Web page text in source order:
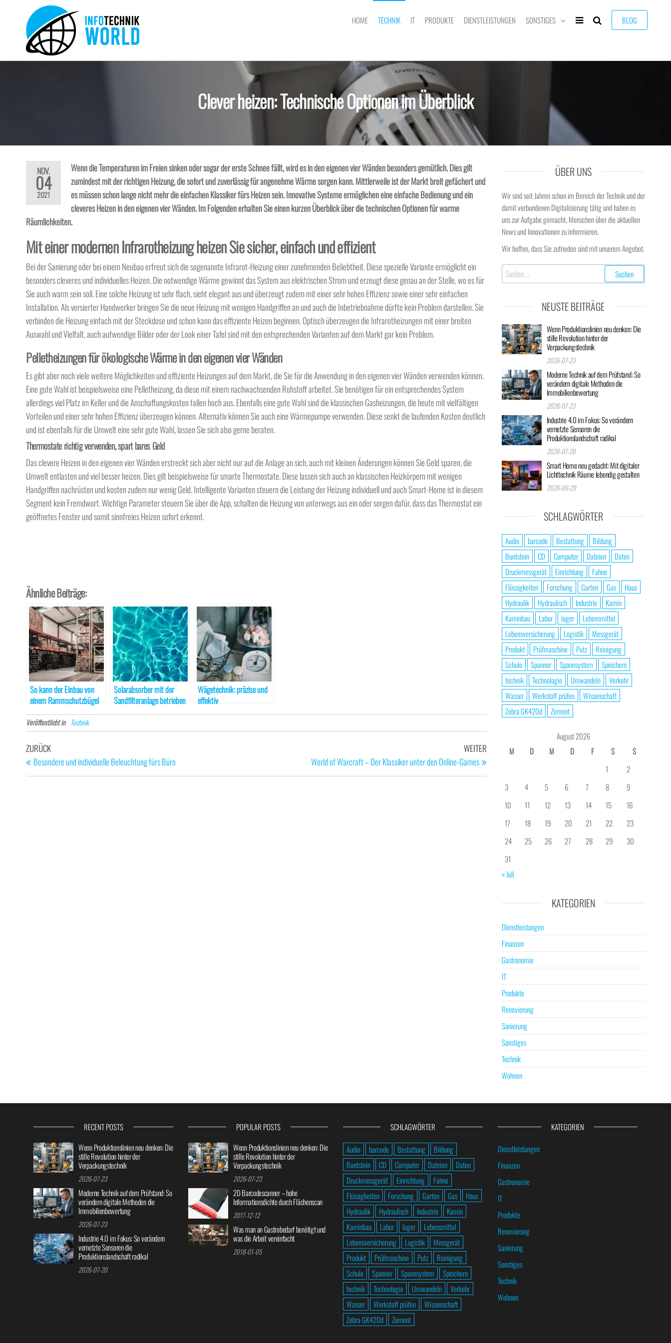
und mehr!
BLOG
HOME TECHNIK IT PRODUKTE DIENSTLEISTUNGEN SONSTIGES
Clever heizen: Technische Optionen im Überblick
NOV.
04
2021
Wenn die Temperaturen im Freien sinken oder sogar der erste Schnee fällt, wird es in den eigenen vier Wänden besonders gemütlich. Dies gilt
zumindest mit der richtigen Heizung, die sofort und zuverlässig für angenehme Wärme sorgen kann. Mittlerweile ist der Markt breit gefächert und
es müssen schon lange nicht mehr die einfachen Klassiker fürs Heizen sein. Innovative Systeme ermöglichen eine einfache Bedienung und ein
cleveres Heizen in den eigenen vier Wänden. Im Folgenden erhalten Sie einen kurzen Überblick über die technischen Optionen für warme
Räumlichkeiten.
Mit einer modernen Infrarotheizung heizen Sie sicher, einfach und effizient
Bei der Sanierung oder bei einem Neubau erfreut sich die sogenannte Infrarot-Heizung einer zunehmenden Beliebtheit. Diese spezielle Variante ermöglicht ein
besonders cleveres und individuelles Heizen. Die notwendige Wärme gewinnt das System aus elektrischen Strom und erzeugt diese genau an der Stelle, wo es für
Sie auch warm sein soll. Eine solche Heizung ist sehr flach, sieht elegant aus und überzeugt zudem mit einer sehr hohen Effizienz sowie einer sehr einfachen
Installation. Als versierter Handwerker bringen Sie die neue Heizung mit wenigen Handgriffen an und auch die Inbetriebnahme dürfte kein Problem darstellen. Sie
verbinden die Heizung einfach mit der Steckdose und schon kann das effiziente Heizen beginnen. Optisch überzeugen die Infrarotheizungen mit einer breiten
Auswahl und Vielfalt, auch aufwendige Bilder oder der Look einer Tafel sind mit den entsprechenden Varianten auf dem Markt gar kein Problem.
Pelletheizungen für ökologische Wärme in den eigenen vier Wänden
Es gibt aber noch viele weitere Möglichkeiten und effiziente Heizungen auf dem Markt, die Sie für die Anwendung in den eigenen vier Wänden verwenden können.
Eine gute Wahl ist beispielsweise eine Pelletheizung, da diese mit einem nachwachsenden Rohstoff arbeitet. Sie benötigen für ein entsprechendes System
allerdings viel Platz im Keller und die Anschaffungskosten fallen hoch aus. Ebenfalls eine gute Wahl sind die klassischen Gasheizungen, die heute mit vielfältigen
Vorteilen und einer sehr hohen Effizienz überzeugen können. Alternativ können Sie auch eine Wärmepumpe verwenden. Diese senkt die laufenden Kosten deutlich
und ist ebenfalls für die Umwelt eine sehr gute Wahl, lassen Sie sich also gerne beraten.
Thermostate richtig verwenden, spart bares Geld
Das clevere Heizen in den eigenen vier Wänden erstreckt sich aber nicht nur auf die Anlage an sich, auch mit kleinen Änderungen können Sie Geld sparen, die
Umwelt entlasten und viel besser heizen. Dies gilt beispielsweise für smarte Thermostate. Diese lassen sich auch an klassischen Heizkörpern mit wenigen
Handgriffen nachrüsten und kosten zudem nur wenig Geld. Intelligente Varianten steuern die Leistung der Heizung individuell und auch Smart-Home ist in diesem
Segment kein Fremdwort. Wichtige Parameter steuern Sie über die App, schalten die Heizung von unterwegs aus ein oder sorgen dafür, dass das Thermostat ein
geöffnetes Fenster und somit sinnfreies Heizen sofort erkennt.
Ähnliche Beiträge:
So kann der Einbau von
einem Rammschutzbügel
erfolgen
Solarabsorber mit der
Sandfilteranlage betrieben
Wägetechnik: präzise und
effektiv
Veröffentlicht in Technik
Beitragsnavigation
Vorheriger
Beitrag
ZURÜCK
Besondere und individuelle Beleuchtung fürs Büro
Nächster
Beitrag
WEITER
World of Warcraft – Der Klassiker unter den Online-Games
ÜBER UNS
Wir sind seit Jahren schon im Bereich der Technik und der
damit verbundenen Digitalisierung tätig und haben es
uns zur Aufgabe gemacht, Menschen über die aktuellen
News und Innovationen zu informieren.
Wir hoffen, dass Sie zufrieden sind mit unserem Angebot.
Suchen
nach:
NEUSTE BEITRÄGE
Wenn Produktionslinien neu denken: Die
stille Revolution hinter der
Verpackungstechnik
2026-07-23
Moderne Technik auf dem Prüfstand: So
verändern digitale Methoden die
Immobilienbewertung
2026-07-23
Industrie 4.0 im Fokus: So verändern
vernetzte Sensoren die
Produktionslandschaft radikal
2026-07-20
Smart Home neu gedacht: Mit digitaler
Lichttechnik Räume lebendig gestalten
2026-06-29
SCHLAGWÖRTER
Audio barcode Bestattung
Bildung
Buntstein
CD Computer Dateien
Daten
Druckmessgerät
Einrichtung
Fahne
Flüssigkeiten
Forschung Garten Gas
Haus
Hydraulik
Hydraulisch Industrie
Kamin
Kaminbau
Labor lager
Lebensmittel
Lebensversicherung
Logistik
Messgerät
Produkt
Prüfmaschine Putz
Reinigung
Schule
Spanner Spannsystem
Speichern
technik
Technologie Umwandeln
Verkehr
Wasser
Werkstoff prüfen
Wissenschaft
Zebra GK420d
Zement
August 2026
M
D M D F S
S
1
2
3
4 5 6 7 8
9
10
11 12 13 14 15
16
17
18 19 20 21 22
23
24
25 26 27 28 29
30
31
« Juli
KATEGORIEN
Dienstleistungen
Finanzen
Gastronomie
IT
Produkte
Renovierung
Sanierung
Sonstiges
Technik
Wohnen
RECENT POSTS
Wenn Produktionslinien neu denken: Die
stille Revolution hinter der
Verpackungstechnik
2026-07-23
Moderne Technik auf dem Prüfstand: So
verändern digitale Methoden die
Immobilienbewertung
2026-07-23
Industrie 4.0 im Fokus: So verändern
vernetzte Sensoren die
Produktionslandschaft radikal
2026-07-20
POPULAR POSTS
Wenn Produktionslinien neu denken: Die
stille Revolution hinter der
Verpackungstechnik
2026-07-23
2D Barcodescanner – hohe
Informationsdichte durch Flächenscan
2017-12-12
Was man an Gastrobedarf benötigt und
was die Arbeit vereinfacht
2018-01-05
SCHLAGWÖRTER
Audio barcode Bestattung
Bildung
Buntstein
CD Computer Dateien
Daten
Druckmessgerät
Einrichtung
Fahne
Flüssigkeiten
Forschung Garten Gas
Haus
Hydraulik
Hydraulisch Industrie
Kamin
Kaminbau
Labor lager
Lebensmittel
Lebensversicherung
Logistik
Messgerät
Produkt
Prüfmaschine Putz
Reinigung
Schule
Spanner Spannsystem
Speichern
technik
Technologie Umwandeln
Verkehr
Wasser
Werkstoff prüfen
Wissenschaft
Zebra GK420d
Zement
KATEGORIEN
Dienstleistungen
Finanzen
Gastronomie
IT
Produkte
Renovierung
Sanierung
Sonstiges
Technik
Wohnen